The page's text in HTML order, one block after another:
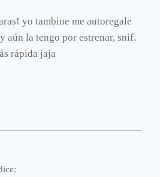
yo tambine me autoregale
aún la tengo por estrenar, snif.
rápida jaja